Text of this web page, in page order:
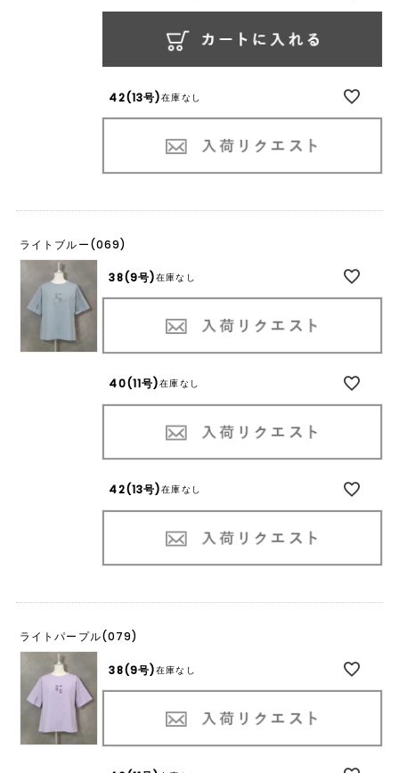
42(13号)在庫なし
ライトブルー(069)
38(9号)在庫なし
40(11号)在庫なし
42(13号)在庫なし
ライトパープル(079)
38(9号)在庫なし